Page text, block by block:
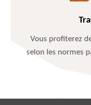
Vous profiterez
selon les normes